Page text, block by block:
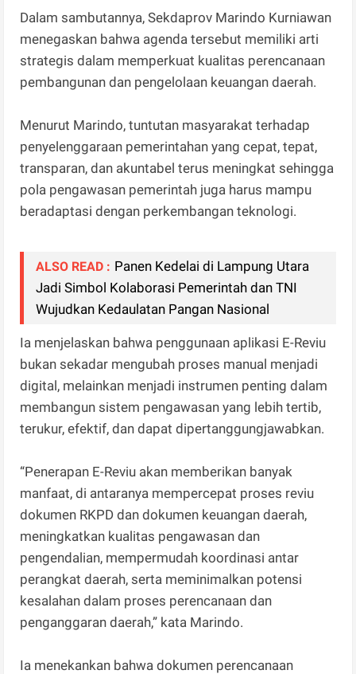
Dalam sambutannya, Sekdaprov Marindo Kurniawan
menegaskan bahwa agenda tersebut memiliki arti
strategis dalam memperkuat kualitas perencanaan
pembangunan dan pengelolaan keuangan daerah.
Menurut Marindo, tuntutan masyarakat terhadap
penyelenggaraan pemerintahan yang cepat, tepat,
transparan, dan akuntabel terus meningkat sehingga
pola pengawasan pemerintah juga harus mampu
beradaptasi dengan perkembangan teknologi.
ALSO READ : Panen Kedelai di Lampung Utara
Jadi Simbol Kolaborasi Pemerintah dan TNI
Wujudkan Kedaulatan Pangan Nasional
Ia menjelaskan bahwa penggunaan aplikasi E-Reviu
bukan sekadar mengubah proses manual menjadi
digital, melainkan menjadi instrumen penting dalam
membangun sistem pengawasan yang lebih tertib,
terukur, efektif, dan dapat dipertanggungjawabkan.
“Penerapan E-Reviu akan memberikan banyak
manfaat, di antaranya mempercepat proses reviu
dokumen RKPD dan dokumen keuangan daerah,
meningkatkan kualitas pengawasan dan
pengendalian, mempermudah koordinasi antar
perangkat daerah, serta meminimalkan potensi
kesalahan dalam proses perencanaan dan
penganggaran daerah,” kata Marindo.
Ia menekankan bahwa dokumen perencanaan